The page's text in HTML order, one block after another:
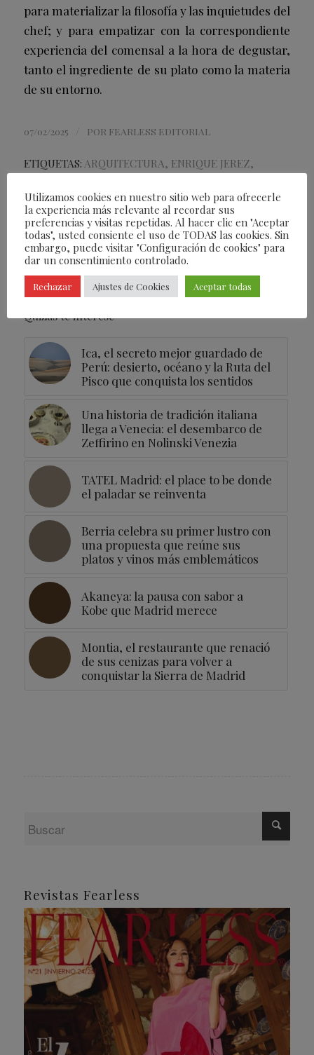
para materializar la filosofía y las inquietudes del
chef; y para empatizar con la correspondiente
experiencia del comensal a la hora de degustar,
tanto el ingrediente de su plato como la materia
de su entorno.
07/02/2025 POR FEARLESS EDITORIAL
ETIQUETAS: ARQUITECTURA, ENRIQUE JEREZ,
Compartir esta entrada
Quizás te interese
Ica, el secreto mejor guardado de
Perú: desierto, océano y la Ruta del
Pisco que conquista los sentidos
Una historia de tradición italiana
llega a Venecia: el desembarco de
Zeffirino en Nolinski Venezia
TATEL Madrid: el place to be donde
el paladar se reinventa
Berria celebra su primer lustro con
una propuesta que reúne sus
platos y vinos más emblemáticos
Akaneya: la pausa con sabor a
Kobe que Madrid merece
Montia, el restaurante que renació
de sus cenizas para volver a
conquistar la Sierra de Madrid
Revistas Fearless
Utilizamos cookies en nuestro sitio web para ofrecerle
la experiencia más relevante al recordar sus
preferencias y visitas repetidas. Al hacer clic en "Aceptar
todas", usted consiente el uso de TODAS las cookies. Sin
embargo, puede visitar "Configuración de cookies" para
dar un consentimiento controlado.
Rechazar Ajustes de Cookies Aceptar todas